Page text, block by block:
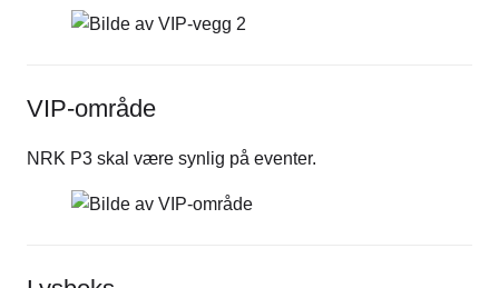
VIP-område
NRK P3 skal være synlig på eventer.